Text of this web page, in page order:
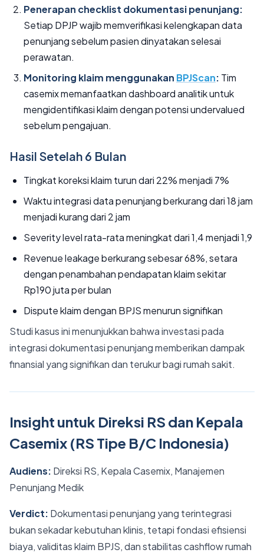
Penerapan checklist dokumentasi penunjang:
Setiap DPJP wajib memverifikasi kelengkapan data
penunjang sebelum pasien dinyatakan selesai
perawatan.
Monitoring klaim menggunakan BPJScan: Tim
casemix memanfaatkan dashboard analitik untuk
mengidentifikasi klaim dengan potensi undervalued
sebelum pengajuan.
Hasil Setelah 6 Bulan
Tingkat koreksi klaim turun dari 22% menjadi 7%
Waktu integrasi data penunjang berkurang dari 18 jam
menjadi kurang dari 2 jam
Severity level rata-rata meningkat dari 1,4 menjadi 1,9
Revenue leakage berkurang sebesar 68%, setara
dengan penambahan pendapatan klaim sekitar
Rp190 juta per bulan
Dispute klaim dengan BPJS menurun signifikan
Studi kasus ini menunjukkan bahwa investasi pada
integrasi dokumentasi penunjang memberikan dampak
finansial yang signifikan dan terukur bagi rumah sakit.
Insight untuk Direksi RS dan Kepala
Casemix (RS Tipe B/C Indonesia)
Audiens: Direksi RS, Kepala Casemix, Manajemen
Penunjang Medik
Verdict: Dokumentasi penunjang yang terintegrasi
bukan sekadar kebutuhan klinis, tetapi fondasi efisiensi
biaya, validitas klaim BPJS, dan stabilitas cashflow rumah